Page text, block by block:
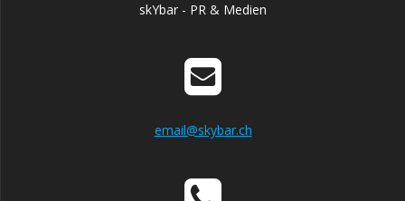
skYbar - PR & Medien
email@skybar.ch